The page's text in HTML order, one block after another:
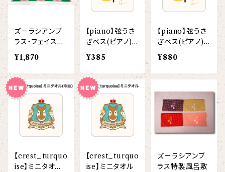
ギフトセット
Tシャツ
【signature】
【kakugen】
【hibiscus】
【I love】
【onepoint】
【face_point】
【resort】
【motif】
マグナムウェイトビッグシルエットTシャツ
【hello(刺繍)】
ベースボールシャツ
ポロシャツ
【emblem_basic】
【emblem_chara】
【crest】
シャツ
アロハシャツ
ボタンダウン半袖シャツ
パーカー
プルオーバーパーカー
トレーナー
ランチトート
デニムトート
ジュートバッグ
巾着
サコッシュ
ポシェット
バックパック・リュック
ドゥクラングール
マレーバク
スマトラトラ
ホッキョクグマ
エイミー
ベス
ジョー
ハンナ
ラフィット
ムートン
メリッサ
ローズマリー
ペパーミント
ことふえパピヨン
パーカッション
ドール
ナマケモノ
リトルシスタードール
ズーラシアンフィルハーモニー管弦楽団
コビトカバ
ジャイアントパンダ
はたらくトリ
セクション
ズーラシアンブ
ラス・フェイスタ
オル2026
¥1,870
【piano】弦うさ
ぎベス(ピアノ)
ミニタオル
¥385
【piano】弦うさ
ぎベス(ピアノ)
ミニタオル（今
治）
¥880
【crest_turquo
ise】ミニタオル
【crest_turquo
ise】ミニタオル
ズーラシアンブ
ラス特製風呂敷